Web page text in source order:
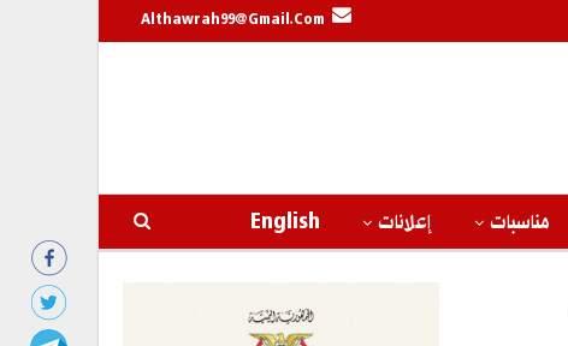
Althawrah99@gmail.com
مناسبات إعلانات English